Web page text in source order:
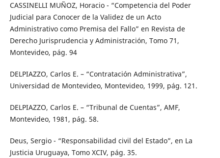
CASSINELLI MUÑOZ, Horacio - “Competencia del Poder
Judicial para Conocer de la Validez de un Acto
Administrativo como Premisa del Fallo” en Revista de
Derecho Jurisprudencia y Administración, Tomo 71,
Montevideo, pág. 94
DELPIAZZO, Carlos E. – “Contratación Administrativa”,
Universidad de Montevideo, Montevideo, 1999, pág. 121.
DELPIAZZO, Carlos E. – “Tribunal de Cuentas”, AMF,
Montevideo, 1981, pág. 58.
Deus, Sergio - “Responsabilidad civil del Estado”, en La
Justicia Uruguaya, Tomo XCIV, pág. 35.